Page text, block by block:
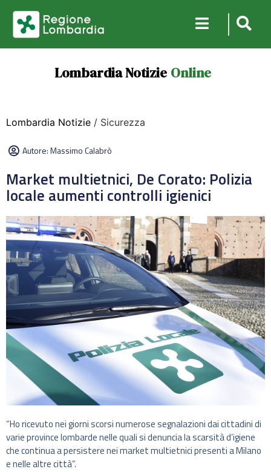
Lombardia Notizie Online
Lombardia Notizie / Sicurezza
Autore:Massimo Calabrò
Market multietnici, De Corato: Polizia
locale aumenti controlli igienici
“Ho ricevuto nei giorni scorsi numerose segnalazioni dai cittadini di
varie province lombarde nelle quali si denuncia la scarsità d’igiene
che continua a persistere nei market multietnici presenti a Milano
e nelle altre città”.